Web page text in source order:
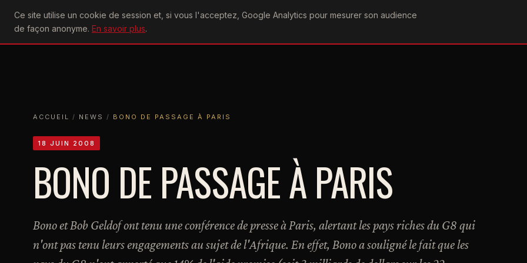
Ce site utilise un cookie de session et, si vous l'acceptez, Google Analytics pour mesurer son audience
de façon anonyme. En savoir plus.
U2achtung
ACCUEIL
ACTU CONCERTS DISCOGRAPHIEPAROLESVIDÉOGRAPHIEFORUMS
ACCUEIL / NEWS / BONO DE PASSAGE À PARIS
18 JUIN 2008
BONO DE PASSAGE À PARIS
Bono et Bob Geldof ont tenu une conférence de presse à Paris, alertant les pays riches du G8 qui
n'ont pas tenu leurs engagements au sujet de l'Afrique. En effet, Bono a souligné le fait que les